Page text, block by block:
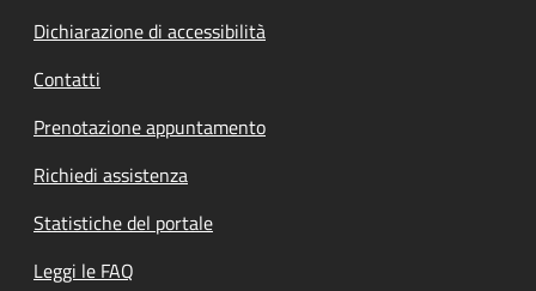
Dichiarazione di accessibilità
Contatti
Prenotazione appuntamento
Richiedi assistenza
Statistiche del portale
Leggi le FAQ